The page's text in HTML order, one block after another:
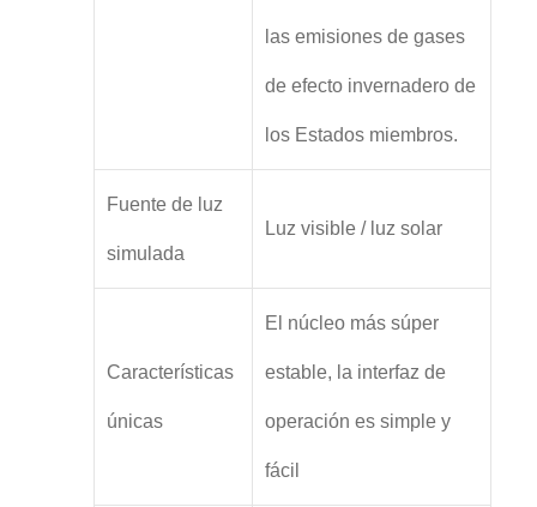
las emisiones de gases
de efecto invernadero de
los Estados miembros.
Fuente de luz
simulada
Luz visible / luz solar
Características
únicas
El núcleo más súper
estable, la interfaz de
operación es simple y
fácil